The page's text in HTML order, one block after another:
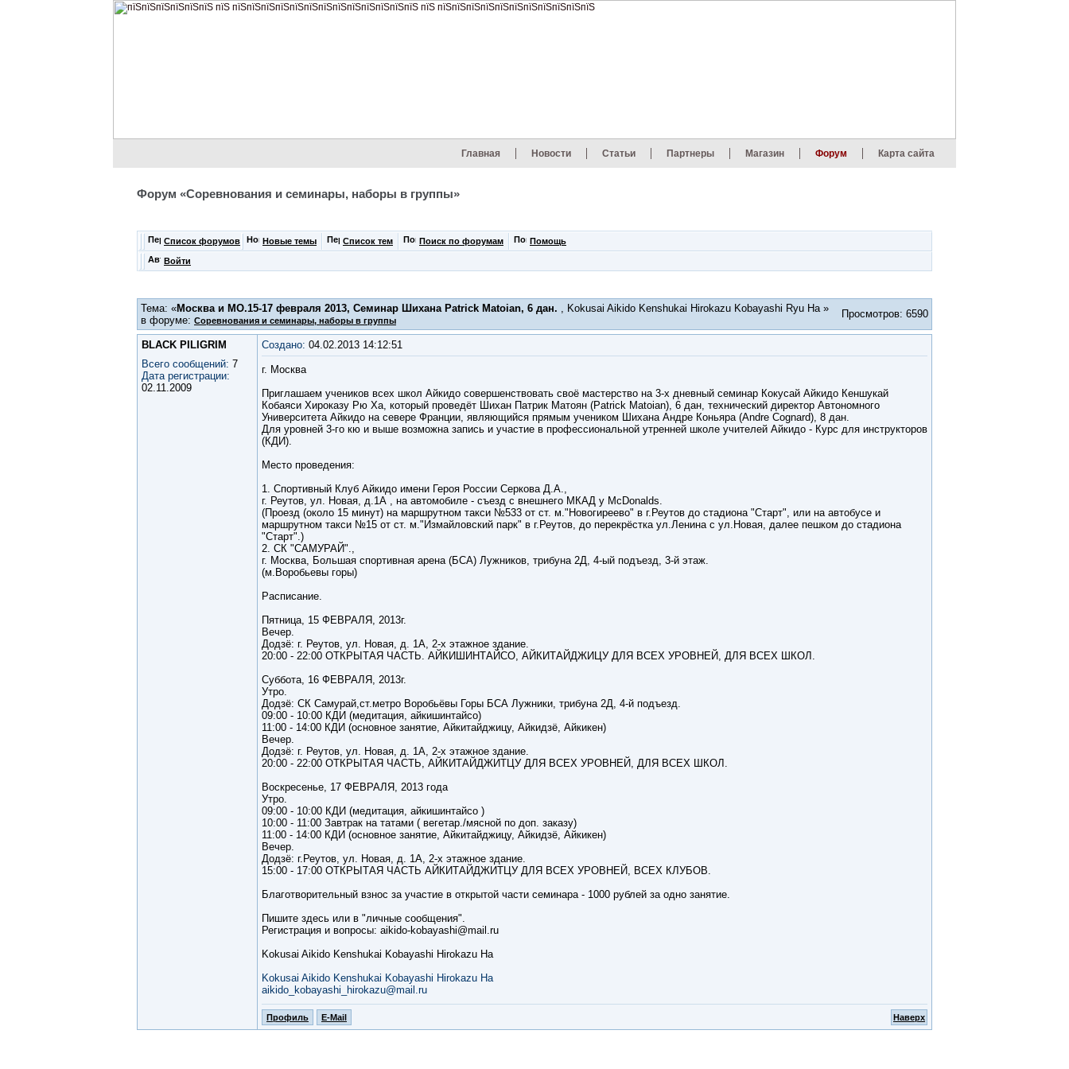
Главная Новости Статьи Партнеры Магазин Форум Карта сайта
Форум «Соревнования и семинары, наборы в группы»
Список форумов Новые темы Список тем Поиск по форумам Помощь
Войти
Тема: «Москва и МО.15-17 февраля 2013, Семинар Шихана Patrick Matoian, 6 дан. , Kokusai Aikido Kenshukai Hirokazu Kobayashi Ryu Ha »
в форуме: Соревнования и семинары, наборы в группы
Просмотров: 6590
BLACK PILIGRIM
Всего сообщений: 7
Дата регистрации:
02.11.2009
Создано: 04.02.2013 14:12:51
г. Москва
Приглашаем учеников всех школ Айкидо совершенствовать своё мастерство на 3-х дневный семинар Кокусай Айкидо Кеншукай
Кобаяси Хироказу Рю Ха, который проведёт Шихан Патрик Матоян (Patrick Matoian), 6 дан, технический директор Автономного
Университета Айкидо на севере Франции, являющийся прямым учеником Шихана Андре Коньяра (Andre Cognard), 8 дан.
Для уровней 3-го кю и выше возможна запись и участие в профессиональной утренней школе учителей Айкидо - Курс для инструкторов
(КДИ).
Место проведения:
1. Спортивный Клуб Айкидо имени Героя России Серкова Д.А.,
г. Реутов, ул. Новая, д.1А , на автомобиле - съезд с внешнего МКАД у McDonalds.
(Проезд (около 15 минут) на маршрутном такси №533 от ст. м."Новогиреево" в г.Реутов до стадиона "Старт", или на автобусе и
маршрутном такси №15 от ст. м."Измайловский парк" в г.Реутов, до перекрёстка ул.Ленина с ул.Новая, далее пешком до стадиона
"Старт".)
2. СК "САМУРАЙ".,
г. Москва, Большая спортивная арена (БСА) Лужников, трибуна 2Д, 4-ый подъезд, 3-й этаж.
(м.Воробьевы горы)
Расписание.
Пятница, 15 ФЕВРАЛЯ, 2013г.
Вечер.
Додзё: г. Реутов, ул. Новая, д. 1А, 2-х этажное здание.
20:00 - 22:00 ОТКРЫТАЯ ЧАСТЬ. АЙКИШИНТАЙСО, АЙКИТАЙДЖИЦУ ДЛЯ ВСЕХ УРОВНЕЙ, ДЛЯ ВСЕХ ШКОЛ.
Суббота, 16 ФЕВРАЛЯ, 2013г.
Утро.
Додзё: СК Самурай,ст.метро Воробьёвы Горы БСА Лужники, трибуна 2Д, 4-й подъезд.
09:00 - 10:00 КДИ (медитация, айкишинтайсо)
11:00 - 14:00 КДИ (основное занятие, Айкитайджицу, Айкидзё, Айкикен)
Вечер.
Додзё: г. Реутов, ул. Новая, д. 1А, 2-х этажное здание.
20:00 - 22:00 ОТКРЫТАЯ ЧАСТЬ, АЙКИТАЙДЖИТЦУ ДЛЯ ВСЕХ УРОВНЕЙ, ДЛЯ ВСЕХ ШКОЛ.
Воскресенье, 17 ФЕВРАЛЯ, 2013 года
Утро.
09:00 - 10:00 КДИ (медитация, айкишинтайсо )
10:00 - 11:00 Завтрак на татами ( вегетар./мясной по доп. заказу)
11:00 - 14:00 КДИ (основное занятие, Айкитайджицу, Айкидзё, Айкикен)
Вечер.
Додзё: г.Реутов, ул. Новая, д. 1А, 2-х этажное здание.
15:00 - 17:00 ОТКРЫТАЯ ЧАСТЬ АЙКИТАЙДЖИТЦУ ДЛЯ ВСЕХ УРОВНЕЙ, ВСЕХ КЛУБОВ.
Благотворительный взнос за участие в открытой части семинара - 1000 рублей за одно занятие.
Пишите здесь или в "личные сообщения".
Регистрация и вопросы: aikido-kobayashi@mail.ru
Kokusai Aikido Kenshukai Kobayashi Hirokazu Ha
Kokusai Aikido Kenshukai Kobayashi Hirokazu Ha
aikido_kobayashi_hirokazu@mail.ru
Профиль E-Mail Наверх